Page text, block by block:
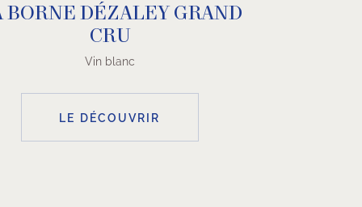
BORNE DÉZALEY GRAND
CRU
Vin blanc
LE DÉCOUVRIR